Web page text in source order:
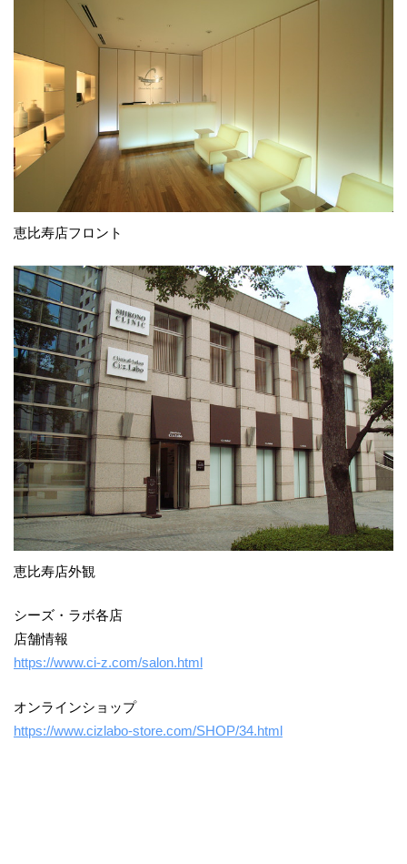
恵比寿店フロント
恵比寿店外観
シーズ・ラボ各店
店舗情報
https://www.ci-z.com/salon.html
オンラインショップ
https://www.cizlabo-store.com/SHOP/34.html